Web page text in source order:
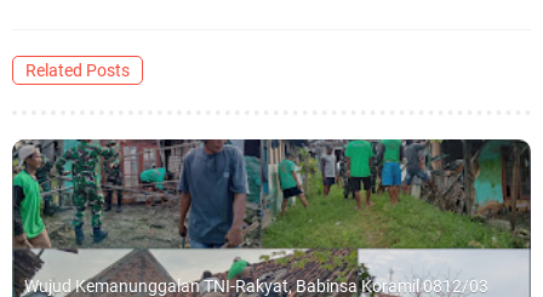
Related Posts
Wujud Kemanunggalan TNI-Rakyat, Babinsa Koramil 0812/03